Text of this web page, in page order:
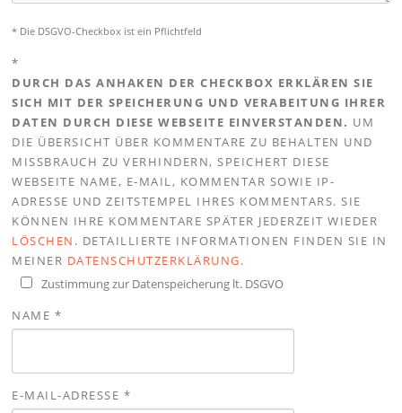
* Die DSGVO-Checkbox ist ein Pflichtfeld
*
DURCH DAS ANHAKEN DER CHECKBOX ERKLÄREN SIE
SICH MIT DER SPEICHERUNG UND VERABEITUNG IHRER
DATEN DURCH DIESE WEBSEITE EINVERSTANDEN. UM
DIE ÜBERSICHT ÜBER KOMMENTARE ZU BEHALTEN UND
MISSBRAUCH ZU VERHINDERN, SPEICHERT DIESE
WEBSEITE NAME, E-MAIL, KOMMENTAR SOWIE IP-
ADRESSE UND ZEITSTEMPEL IHRES KOMMENTARS. SIE
KÖNNEN IHRE KOMMENTARE SPÄTER JEDERZEIT WIEDER
LÖSCHEN . DETAILLIERTE INFORMATIONEN FINDEN SIE IN
MEINER DATENSCHUTZERKLÄRUNG.
Zustimmung zur Datenspeicherung lt. DSGVO
NAME *
E-MAIL-ADRESSE *